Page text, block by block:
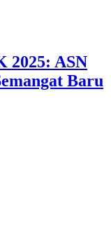
2025: ASN
Baru